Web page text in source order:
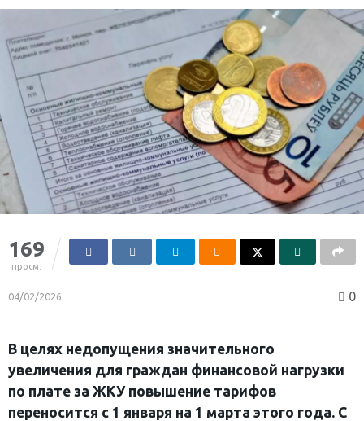
169
просм.
04/02/2026 0
В целях недопущения значительного
увеличения для граждан финансовой нагрузки
по плате за ЖКУ повышение тарифов
переносится с 1 января на 1 марта этого года. С